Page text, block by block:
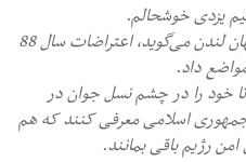
یزدی خوشحالم.
- یک فعال سیاسی اصلاح‎طلب به کیهان لندن می‌گوید، اعتراضات سال 88
داد.
داد تا خود را در چشم نسل جوان در
اسلامی معرفی کنند که هم
رژیم باقی بمانند.